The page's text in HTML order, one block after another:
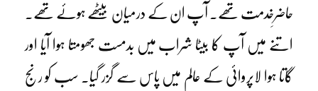
حاضرِخدمت تھے۔ آپ ان کے درمیان بیٹھے ہوئے تھے۔
اتنے میں آپ کا بیٹا شراب میں بدمست جھومتا ہوا آیا اور
گاتا ہوا لاپروائی کے عالم میں پاس سے گزر گیا۔ سب کو رنج